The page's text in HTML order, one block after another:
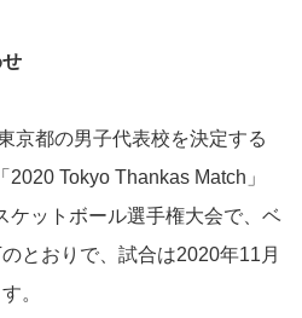
京都の男子代表校を決定する
Tokyo Thankas Match」
ケットボール選手権大会で、ベ
とおりで、試合は2020年11月
。